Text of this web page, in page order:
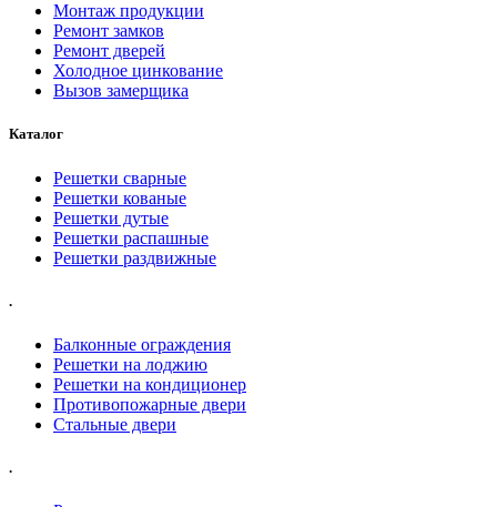
Монтаж продукции
Ремонт замков
Ремонт дверей
Холодное цинкование
Вызов замерщика
Каталог
Решетки сварные
Решетки кованые
Решетки дутые
Решетки распашные
Решетки раздвижные
.
Балконные ограждения
Решетки на лоджию
Решетки на кондиционер
Противопожарные двери
Стальные двери
.